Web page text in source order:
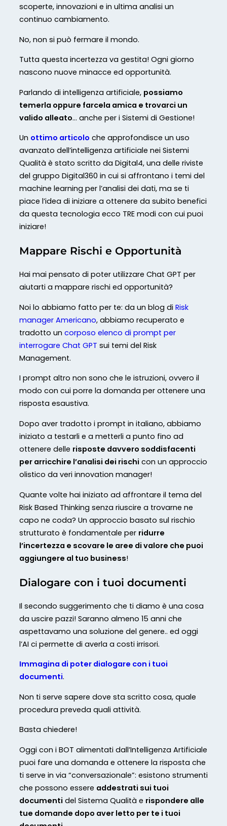
scoperte, innovazioni e in ultima analisi un
continuo cambiamento.
No, non si può fermare il mondo.
Tutta questa incertezza va gestita! Ogni giorno
nascono nuove minacce ed opportunità.
Parlando di intelligenza artificiale, possiamo
temerla oppure farcela amica e trovarci un
valido alleato… anche per i Sistemi di Gestione!
Un ottimo articolo che approfondisce un uso
avanzato dell’intelligenza artificiale nei Sistemi
Qualità è stato scritto da Digital4, una delle riviste
del gruppo Digital360 in cui si affrontano i temi del
machine learning per l’analisi dei dati, ma se ti
piace l’idea di iniziare a ottenere da subito benefici
da questa tecnologia ecco TRE modi con cui puoi
iniziare!
Mappare Rischi e Opportunità
Hai mai pensato di poter utilizzare Chat GPT per
aiutarti a mappare rischi ed opportunità?
Noi lo abbiamo fatto per te: da un blog di Risk
manager Americano, abbiamo recuperato e
tradotto un corposo elenco di prompt per
interrogare Chat GPT sui temi del Risk
Management.
I prompt altro non sono che le istruzioni, ovvero il
modo con cui porre la domanda per ottenere una
risposta esaustiva.
Dopo aver tradotto i prompt in italiano, abbiamo
iniziato a testarli e a metterli a punto fino ad
ottenere delle risposte davvero soddisfacenti
per arricchire l’analisi dei rischi con un approccio
olistico da veri innovation manager!
Quante volte hai iniziato ad affrontare il tema del
Risk Based Thinking senza riuscire a trovarne ne
capo ne coda? Un approccio basato sul rischio
strutturato è fondamentale per ridurre
l’incertezza e scovare le aree di valore che puoi
aggiungere al tuo business!
Dialogare con i tuoi documenti
Il secondo suggerimento che ti diamo è una cosa
da uscire pazzi! Saranno almeno 15 anni che
aspettavamo una soluzione del genere.. ed oggi
l’AI ci permette di averla a costi irrisori.
Immagina di poter dialogare con i tuoi
documenti.
Non ti serve sapere dove sta scritto cosa, quale
procedura preveda quali attività.
Basta chiedere!
Oggi con i BOT alimentati dall’Intelligenza Artificiale
puoi fare una domanda e ottenere la risposta che
ti serve in via “conversazionale”: esistono strumenti
che possono essere addestrati sui tuoi
documenti del Sistema Qualità e rispondere alle
tue domande dopo aver letto per te i tuoi